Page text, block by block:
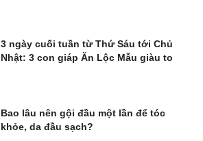
3 ngày cuối tuần từ Thứ Sáu tới Chủ
Nhật: 3 con giáp Ăn Lộc Mẫu giàu to
Bao lâu nên gội đầu một lần để tóc
khỏe, da đầu sạch?